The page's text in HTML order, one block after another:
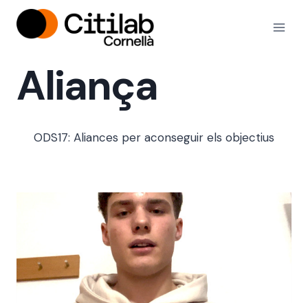
Aliança
ODS17: Aliances per aconseguir els objectius